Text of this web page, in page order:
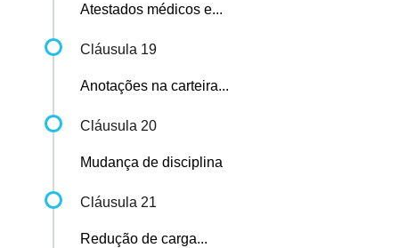
Atestados médicos e...
Cláusula 19
Anotações na carteira...
Cláusula 20
Mudança de disciplina
Cláusula 21
Redução de carga...